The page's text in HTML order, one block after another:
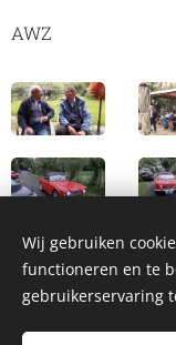
AWZ
Wij gebruiken
functioneren en te
gebruikerservaring